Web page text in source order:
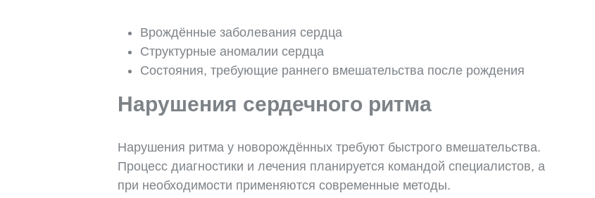
Врождённые заболевания сердца
Структурные аномалии сердца
Состояния, требующие раннего вмешательства после рождения
Нарушения сердечного ритма
Нарушения ритма у новорождённых требуют быстрого вмешательства.
Процесс диагностики и лечения планируется командой специалистов, а
при необходимости применяются современные методы.